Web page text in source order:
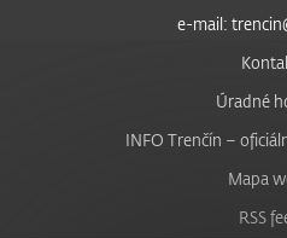
e-mail:
Úradné
INFO Trenčín –
Mapa
RSS